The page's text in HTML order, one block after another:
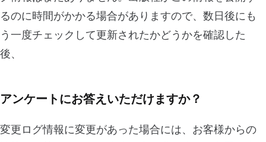
るのに時間がかかる場合がありますので、数日後にも
う一度チェックして更新されたかどうかを確認した
後、
アンケートにお答えいただけますか？
変更ログ情報に変更があった場合には、お客様からの